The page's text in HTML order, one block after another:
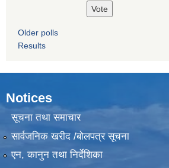
Older polls
Results
Notices
सूचना तथा समाचार
सार्वजनिक खरीद /बोलपत्र सूचना
एन, कानुन तथा निर्देशिका